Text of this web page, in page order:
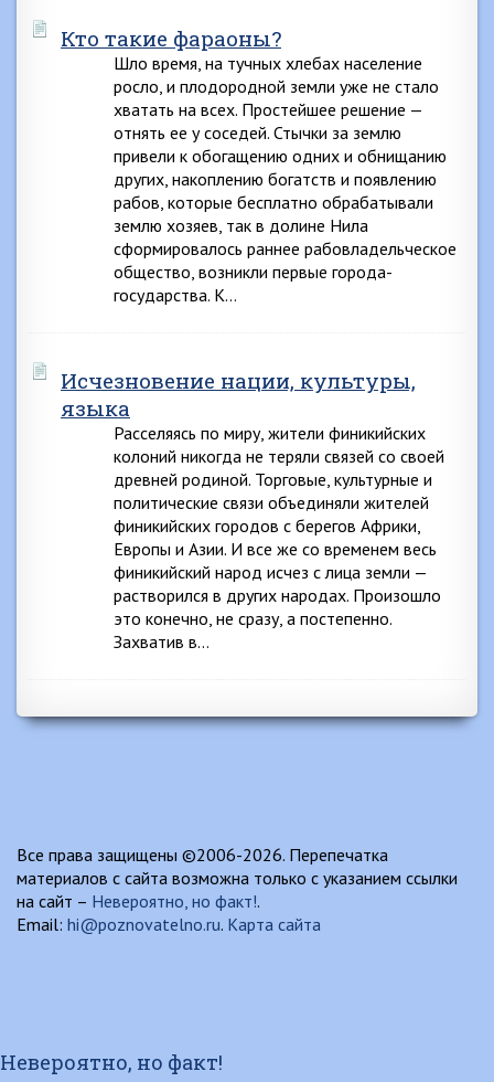
Кто такие фараоны?
Шло время, на тучных хлебах население
росло, и плодородной земли уже не стало
хватать на всех. Простейшее решение —
отнять ее у соседей. Стычки за землю
привели к обогащению одних и обнищанию
других, накоплению богатств и появлению
рабов, которые бесплатно обрабатывали
землю хозяев, так в долине Нила
сформировалось раннее рабовладельческое
общество, возникли первые города-
государства. К…
Исчезновение нации, культуры,
языка
Расселяясь по миру, жители финикийских
колоний никогда не теряли связей со своей
древней родиной. Торговые, культурные и
политические связи объединяли жителей
финикийских городов с берегов Африки,
Европы и Азии. И все же со временем весь
финикийский народ исчез с лица земли —
растворился в других народах. Произошло
это конечно, не сразу, а постепенно.
Захватив в…
Все права защищены ©2006-2026. Перепечатка
материалов с сайта возможна только с указанием ссылки
на сайт – Невероятно, но факт!.
Email: hi@poznovatelno.ru. Карта сайта
Невероятно, но факт!